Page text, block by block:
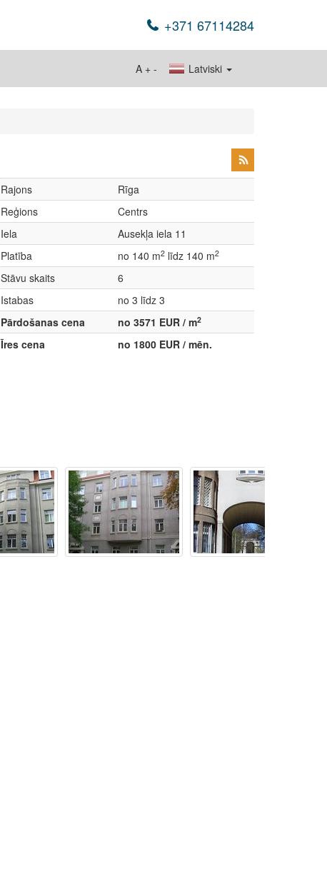
+371 67114284
Latviski
A + -
Rajons
Rīga
Reģions
Centrs
Iela
Ausekļa iela 11
Platība
no 140 m2 līdz 140 m2
Stāvu skaits
6
Istabas
no 3 līdz 3
Pārdošanas cena
no 3571 EUR / m2
Īres cena no 1800 EUR / mēn.